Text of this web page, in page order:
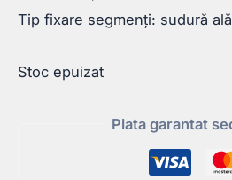
Tip fixare segmenți: sudură
Stoc epuizat
Plata garantat